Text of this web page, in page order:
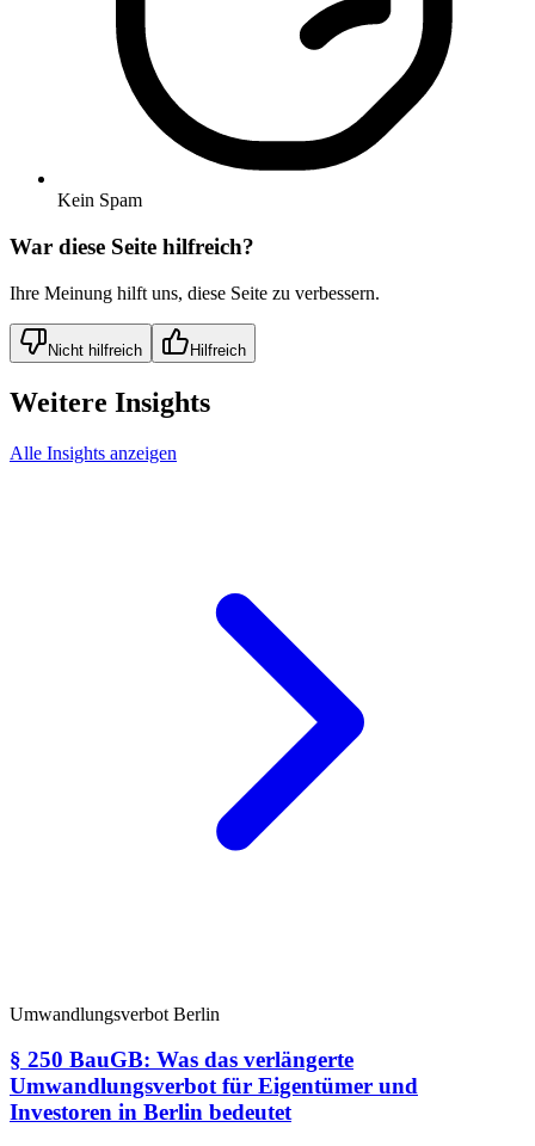
Kein Spam
War diese Seite hilfreich?
Ihre Meinung hilft uns, diese Seite zu verbessern.
Nicht hilfreich Hilfreich
Weitere Insights
Alle Insights anzeigen
Umwandlungsverbot Berlin
§ 250 BauGB: Was das verlängerte
Umwandlungsverbot für Eigentümer und
Investoren in Berlin bedeutet